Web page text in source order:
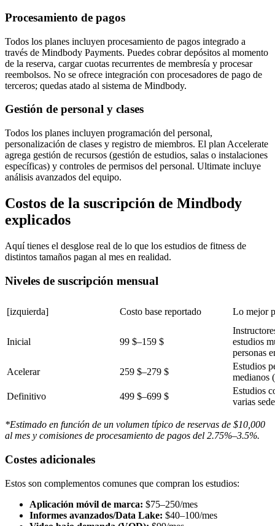
Procesamiento de pagos
Todos los planes incluyen procesamiento de pagos integrado a
través de Mindbody Payments. Puedes cobrar depósitos al momento
de la reserva, cargar cuotas recurrentes de membresía y procesar
reembolsos. No se ofrece integración con procesadores de pago de
terceros; quedas atado al sistema de Mindbody.
Gestión de personal y clases
Todos los planes incluyen programación del personal,
personalización de clases y registro de miembros. El plan Accelerate
agrega gestión de recursos (gestión de estudios, salas o instalaciones
específicas) y controles de permisos del personal. Ultimate incluye
análisis avanzados del equipo.
Costos de la suscripción de Mindbody
explicados
Aquí tienes el desglose real de lo que los estudios de fitness de
distintos tamaños pagan al mes en realidad.
Niveles de suscripción mensual
[izquierda] Costo base reportado Lo mejor
Inicial 99 $–159 $
estudios
personas
Acelerar
259 $–279 $
Estudios
medianos
Definitivo
499 $–699 $
Estudios
varias
*Estimado en función de un volumen típico de reservas de $10,000
al mes y comisiones de procesamiento de pagos del 2.75%–3.5%.
Costes adicionales
Estos son complementos comunes que compran los estudios:
Aplicación móvil de marca: $75–250/mes
Informes avanzados/Data Lake: $40–100/mes